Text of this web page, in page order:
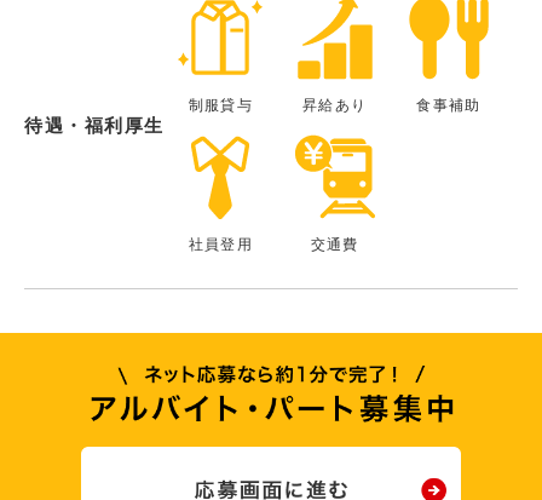
待遇・福利厚生
制服貸与 昇給あり 食事補助
社員登用 交通費